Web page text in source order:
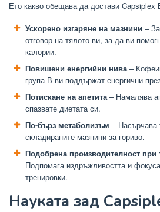
Ето какво обещава да достави Capsiplex
Ускорено изгаряне на мазнини –
отговор на тялото ви, за да ви
калории.
Повишени енергийни нива–
група В ви поддържат енергични
Потискане на апетита– Намалява
спазвате диетата си.
По-бърз метаболизъм – Насърчава
складираните мазнини за гориво.
Подобрена производителност при
Подпомага издръжливостта и
тренировки.
Науката зад